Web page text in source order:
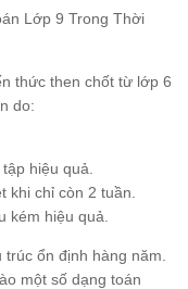
Lớp 9 Trong Thời
thức then chốt từ lớp 6
do:
hiệu quả.
khi chỉ còn 2 tuần.
kém hiệu quả.
ổn định hàng năm.
một số dạng toán